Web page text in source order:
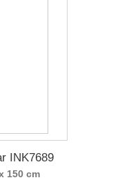
INK7689
150 cm